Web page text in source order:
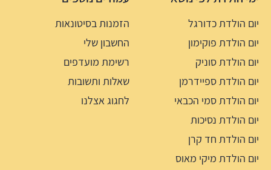
יום הולדת כדורגל
יום הולדת פוקימון
יום הולדת סוניק
יום הולדת ספיידרמן
יום הולדת סמי הכבאי
יום הולדת נסיכות
יום הולדת חד קרן
יום הולדת מיקי מאוס
הזמנות בסיטונאות
החשבון שלי
רשימת מועדפים
שאלות ותשובות
לחגוג אצלנו